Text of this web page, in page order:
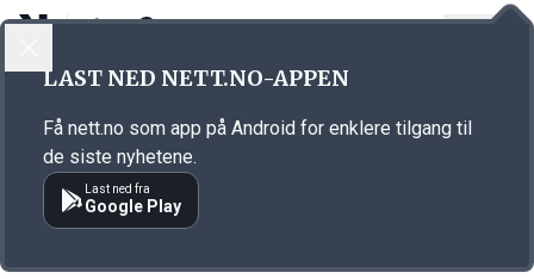
Annonsørinnhold
LAST NED NETT.NO-APPEN
Få nett.no som app på Android for enklere tilgang til
de siste nyhetene.
Last ned fra
Google Play